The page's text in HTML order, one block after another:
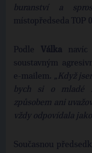
buranství a
místopředseda TOP
Podle Válka navíc
soustavným
e-mailem. „Když
bych si o mladé
způsobem ani
vždy odpovídala
​Současnou